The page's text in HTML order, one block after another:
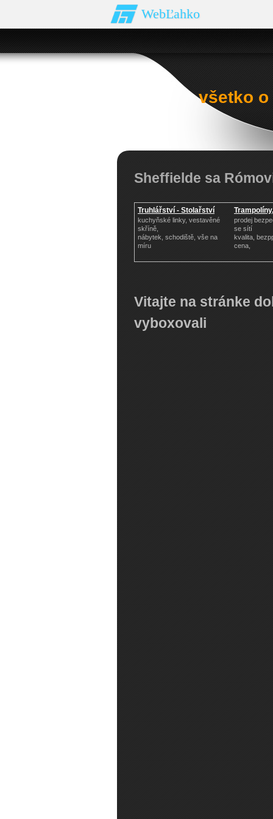
WebĽahko
všetko o
Sheffielde sa
Truhlářství - Stolařství
kuchyňské linky, vestavěné
skříně,
nábytek, schodiště, vše na
míru
prodej
se sítí
kvalita,
cena,
Vitajte na stránke
vyboxovali